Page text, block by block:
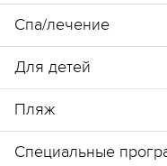
круглосуточная
∗ размещение на
российского рынка.
Отель принадлежит к
Спа/лечение
Для детей
Пляж
Специальные